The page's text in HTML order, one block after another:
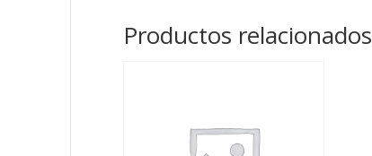
Productos relacionados